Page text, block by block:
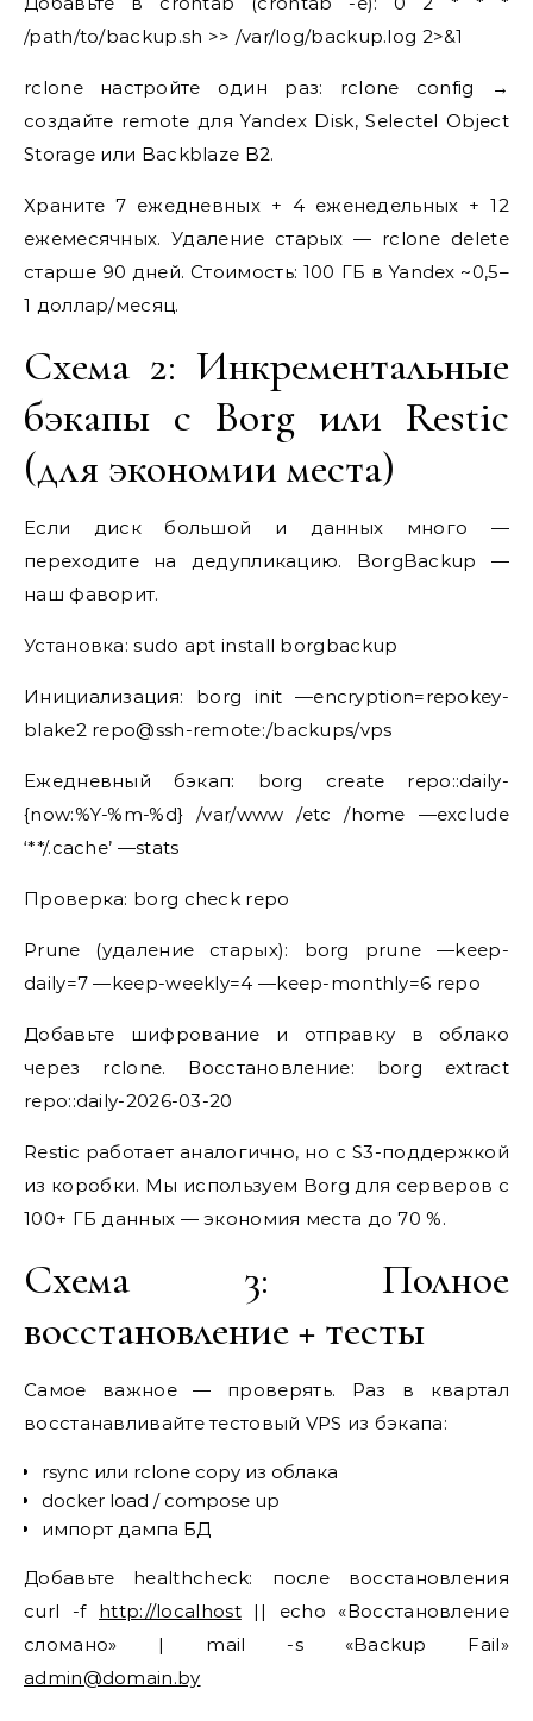
/path/to/backup.sh >> /var/log/backup.log 2>&1
rclone настройте один раз: rclone config →
создайте remote для Yandex Disk, Selectel Object
Storage или Backblaze B2.
Храните 7 ежедневных + 4 еженедельных + 12
ежемесячных. Удаление старых — rclone delete
старше 90 дней. Стоимость: 100 ГБ в Yandex ~0,5–
1 доллар/месяц.
Схема 2: Инкрементальные
бэкапы с Borg или Restic
(для экономии места)
Если диск большой и данных много —
переходите на дедупликацию. BorgBackup —
наш фаворит.
Установка: sudo apt install borgbackup
Инициализация: borg init —encryption=repokey-
blake2 repo@ssh-remote:/backups/vps
Ежедневный бэкап: borg create repo::daily-
{now:%Y-%m-%d} /var/www /etc /home —exclude
‘**/.cache’ —stats
Проверка: borg check repo
Prune (удаление старых): borg prune —keep-
daily=7 —keep-weekly=4 —keep-monthly=6 repo
Добавьте шифрование и отправку в облако
через rclone. Восстановление: borg extract
repo::daily-2026-03-20
Restic работает аналогично, но с S3-поддержкой
из коробки. Мы используем Borg для серверов с
100+ ГБ данных — экономия места до 70 %.
Схема 3: Полное
восстановление + тесты
Самое важное — проверять. Раз в квартал
восстанавливайте тестовый VPS из бэкапа:
rsync или rclone copy из облака
docker load / compose up
импорт дампа БД
Добавьте healthcheck: после восстановления
curl -f http://localhost|| echo «Восстановление
сломано» | mail -s «Backup Fail»
admin@domain.by